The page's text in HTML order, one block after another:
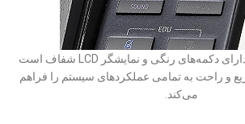
پنل مینیمال CUP M1 دارای دکمه‌های رنگی و نمایشگر LCD شفاف است
و راحت به تمامی عملکردهای سیستم را فراهم
می‌کند.